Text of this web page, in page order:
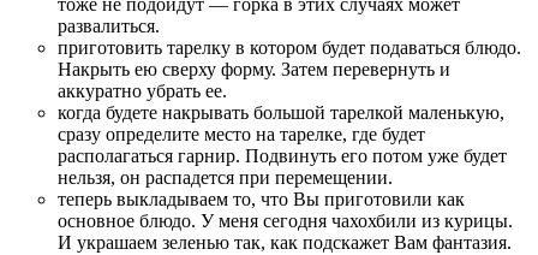
тоже не подойдут — горка в этих случаях может
развалиться.
приготовить тарелку в котором будет подаваться блюдо.
Накрыть ею сверху форму. Затем перевернуть и
аккуратно убрать ее.
когда будете накрывать большой тарелкой маленькую,
сразу определите место на тарелке, где будет
располагаться гарнир. Подвинуть его потом уже будет
нельзя, он распадется при перемещении.
теперь выкладываем то, что Вы приготовили как
основное блюдо. У меня сегодня чахохбили из курицы.
И украшаем зеленью так, как подскажет Вам фантазия.